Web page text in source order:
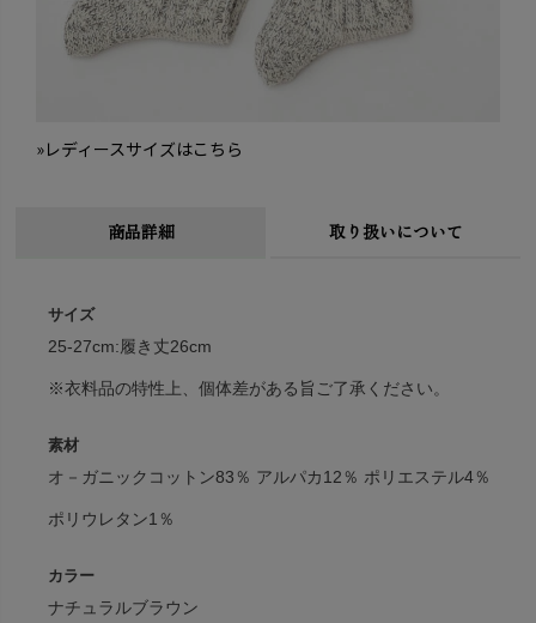
»レディースサイズはこちら
商品詳細 取り扱いについて
サイズ
25-27cm:履き丈26cm
※衣料品の特性上、個体差がある旨ご了承ください。
素材
オ－ガニックコットン83％ アルパカ12％ ポリエステル4％
ポリウレタン1％
カラー
ナチュラルブラウン